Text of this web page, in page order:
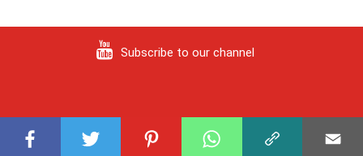
Subscribe to our channel